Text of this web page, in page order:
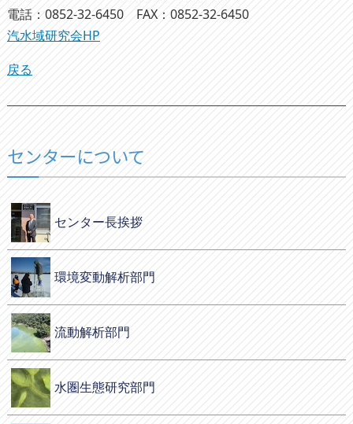
電話：0852-32-6450 FAX：0852-32-6450
汽水域研究会HP
戻る
センターについて
センター長挨拶
環境変動解析部門
流動解析部門
水圏生態研究部門